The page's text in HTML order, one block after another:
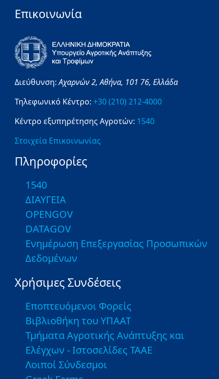
Επικοινωνία
Διεύθυνση:Αχαρνών 2,Αθήνα, 101 76, Ελλάδα
Τηλεφωνικό Κέντρο: +30 (210) 212-4000
Κέντρο εξυπηρέτησης Αγροτών: 1540
Στοιχεία Επικοινωνίας
Πληροφορίες
1540
ΔΙΑΥΓΕΙΑ
OPENGOV
DATAGOV
Ενημέρωση Επεξεργασίας Προσωπικών
Δεδομένων
Χρήσιμες Συνδέσεις
Εποπτευόμενοι Φορείς
Βιβλιοθήκη του ΥΠΑΑΤ
Τμήματα Αγροτικής Ανάπτυξης και
Ελέγχων - Ιστοσελίδες ΤΑΑΕ
Λοιποί Σύνδεσμοι